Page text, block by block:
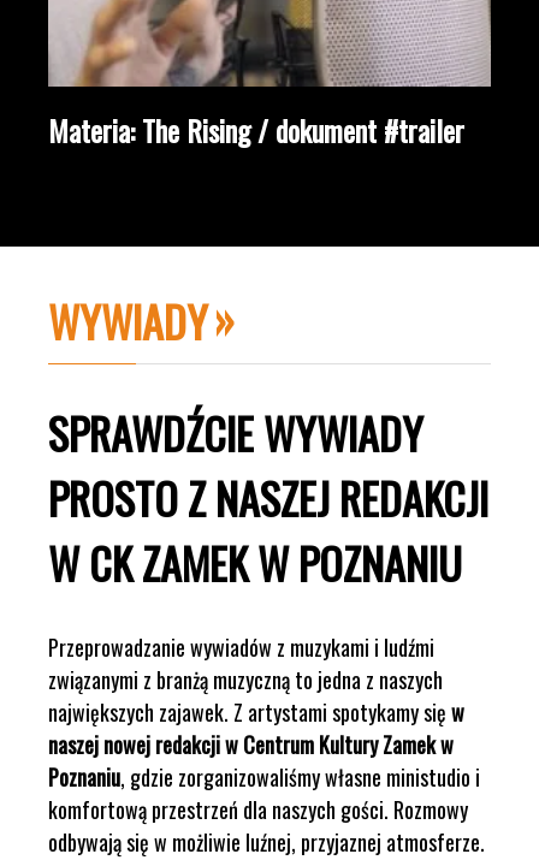
Materia: The Rising / dokument #trailer
WYWIADY
SPRAWDŹCIE WYWIADY
PROSTO Z NASZEJ REDAKCJI
W CK ZAMEK W POZNANIU
Przeprowadzanie wywiadów z muzykami i ludźmi
związanymi z branżą muzyczną to jedna z naszych
największych zajawek. Z artystami spotykamy sięw
naszej nowej redakcji w Centrum Kultury Zamek w
Poznaniu, gdzie zorganizowaliśmy własne ministudio i
komfortową przestrzeń dla naszych gości. Rozmowy
odbywają się w możliwie luźnej, przyjaznej atmosferze.